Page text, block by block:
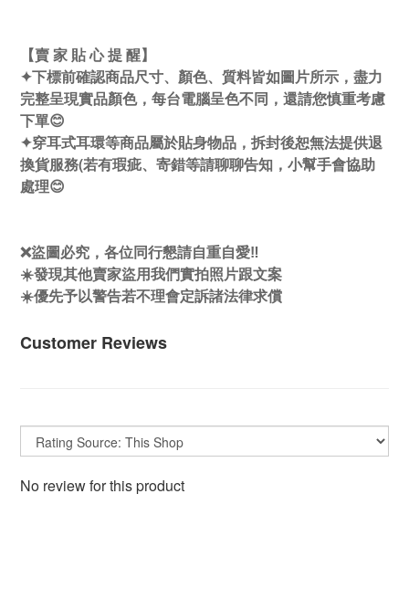
【賣 家 貼 心 提 醒】
✦下標前確認商品尺寸、顏色、質料皆如圖片所示，盡力
完整呈現實品顏色，每台電腦呈色不同，還請您慎重考慮
下單😊
✦穿耳式耳環等商品屬於貼身物品，拆封後恕無法提供退
換貨服務(若有瑕疵、寄錯等請聊聊告知，小幫手會協助
處理😊
❌盜圖必究，各位同行懇請自重自愛‼️
☀️發現其他賣家盜用我們實拍照片跟文案
☀️優先予以警告若不理會定訴諸法律求償
Customer Reviews
No review for this product